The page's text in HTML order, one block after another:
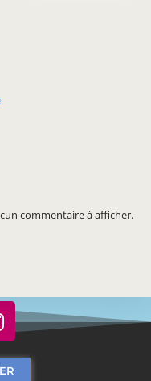
commentaire à afficher.